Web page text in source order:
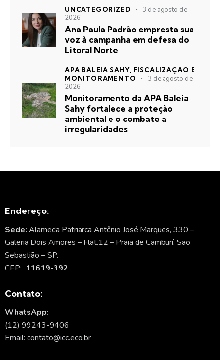
UNCATEGORIZED
3 de agosto de
2026
Ana Paula Padrão empresta sua
voz à campanha em defesa do
Litoral Norte
APA BALEIA SAHY, FISCALIZAÇÃO E
MONITORAMENTO
3 de agosto de
2026
Monitoramento da APA Baleia
Sahy fortalece a proteção
ambiental e o combate a
irregularidades
Endereço:
Sede: Alameda Patriarca Antônio José Marques, 330 –
Galeria Dois Amores – Flat.12 – Praia de Camburí. São
Sebastião – SP.
CEP: 11619-392
Contato:
WhatsApp:
(12) 99243-9406
Email: contato@icc.eco.br